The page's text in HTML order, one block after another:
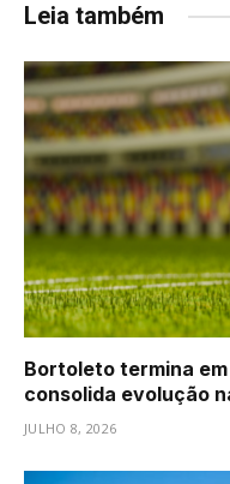
Leia também
Bortoleto termina
consolida evolução
JULHO 8, 2026